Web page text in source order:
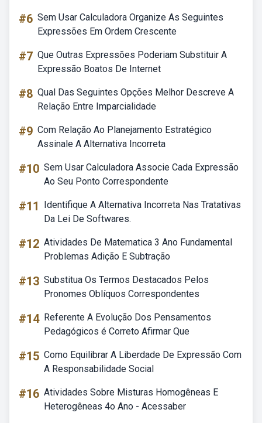
#6 Sem Usar Calculadora Organize As Seguintes
Expressões Em Ordem Crescente
#7 Que Outras Expressões Poderiam Substituir A
Expressão Boatos De Internet
#8 Qual Das Seguintes Opções Melhor Descreve A
Relação Entre Imparcialidade
#9 Com Relação Ao Planejamento Estratégico
Assinale A Alternativa Incorreta
#10 Sem Usar Calculadora Associe Cada Expressão
Ao Seu Ponto Correspondente
#11
Identifique A Alternativa Incorreta Nas Tratativas
Da Lei De Softwares.
#12 Atividades De Matematica 3 Ano Fundamental
Problemas Adição E Subtração
#13 Substitua Os Termos Destacados Pelos
Pronomes Oblíquos Correspondentes
#14 Referente A Evolução Dos Pensamentos
Pedagógicos é Correto Afirmar Que
#15 Como Equilibrar A Liberdade De Expressão Com
A Responsabilidade Social
#16 Atividades Sobre Misturas Homogêneas E
Heterogêneas 4o Ano - Acessaber